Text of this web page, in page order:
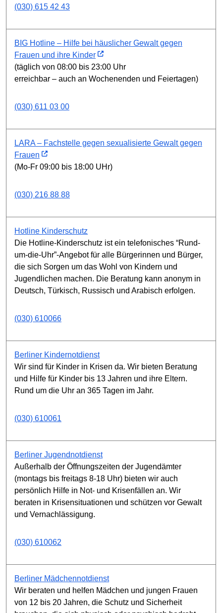
(030) 615 42 43
BIG Hotline – Hilfe bei häuslicher Gewalt gegen
Frauen und ihre Kinder
(täglich von 08:00 bis 23:00 Uhr
erreichbar – auch an Wochenenden und Feiertagen)
(030) 611 03 00
LARA – Fachstelle gegen sexualisierte Gewalt gegen
Frauen
(Mo-Fr 09:00 bis 18:00 UHr)
(030) 216 88 88
Hotline Kinderschutz
Die Hotline-Kinderschutz ist ein telefonisches “Rund-
um-die-Uhr”-Angebot für alle Bürgerinnen und Bürger,
die sich Sorgen um das Wohl von Kindern und
Jugendlichen machen. Die Beratung kann anonym in
Deutsch, Türkisch, Russisch und Arabisch erfolgen.
(030) 610066
Berliner Kindernotdienst
Wir sind für Kinder in Krisen da. Wir bieten Beratung
und Hilfe für Kinder bis 13 Jahren und ihre Eltern.
Rund um die Uhr an 365 Tagen im Jahr.
(030) 610061
Berliner Jugendnotdienst
Außerhalb der Öffnungszeiten der Jugendämter
(montags bis freitags 8-18 Uhr) bieten wir auch
persönlich Hilfe in Not- und Krisenfällen an. Wir
beraten in Krisensituationen und schützen vor Gewalt
und Vernachlässigung.
(030) 610062
Berliner Mädchennotdienst
Wir beraten und helfen Mädchen und jungen Frauen
von 12 bis 20 Jahren, die Schutz und Sicherheit